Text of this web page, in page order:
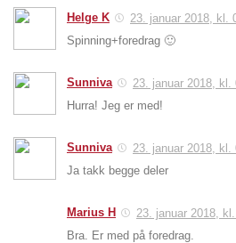
Helge K
23. januar 2018, kl.
Spinning+foredrag 🙂
Sunniva
23. januar 2018, kl.
Hurra! Jeg er med!
Sunniva
23. januar 2018, kl.
Ja takk begge deler
Marius H
23. januar 2018,
Bra. Er med på foredrag.